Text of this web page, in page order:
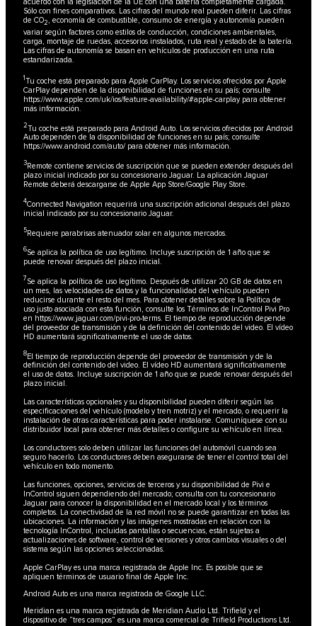
Sólo con fines comparativos. Las cifras del mundo real pueden diferir. Las cifras
de CO2, economía de combustible, consumo de energía y autonomía pueden
variar según factores como estilos de conducción, condiciones ambientales,
carga, montaje de ruedas, accesorios instalados, ruta real y estado de la batería.
Las cifras de autonomía se basan en vehículos de producción en una ruta
estandarizada.
1Tu coche está preparado para Apple CarPlay. Los servicios ofrecidos por Apple
CarPlay dependen de la disponibilidad de funciones en su país; consulte
https://www.apple.com/uk/ios/feature-availability/#apple-carplaypara obtener
más información.
2Tu coche está preparado para Android Auto. Los servicios ofrecidos por Android
Auto dependen de la disponibilidad de funciones en su país; consulte
https://www.android.com/auto/para obtener más información.
3Remote contiene servicios de suscripción que se pueden extender después del
plazo inicial indicado por su concesionario Jaguar. La aplicación Jaguar
Remote deberá descargarse de Apple App Store/Google Play Store.
4Connected Navigation requerirá una suscripción adicional después del plazo
inicial indicado por su concesionario Jaguar.
5Requiere parabrisas atenuador solar en algunos mercados.
6Se aplica la política de uso legítimo. Incluye suscripción de 1 año que se
puede renovar después del plazo inicial.
7Se aplica la política de uso legítimo. Después de utilizar 20 GB de datos en
un mes, las velocidades de datos y la funcionalidad del vehículo pueden
reducirse durante el resto del mes. Para obtener detalles sobre la Política de
uso justo asociada con esta función, consulte los Términos de InControl Pivi Pro
en https://www.jaguar.com/pivi-pro-terms . El tiempo de reproducción depende
del proveedor de transmisión y de la definición del contenido del video. El vídeo
HD aumentará significativamente el uso de datos.
8El tiempo de reproducción depende del proveedor de transmisión y de la
definición del contenido del video. El vídeo HD aumentará significativamente
el uso de datos. Incluye suscripción de 1 año que se puede renovar después del
plazo inicial.
Las características opcionales y su disponibilidad pueden diferir según las
especificaciones del vehículo (modelo y tren motriz) y el mercado, o requerir la
instalación de otras características para poder instalarse. Comuníquese con su
distribuidor local para obtener más detalles o configure su vehículo en línea.
Los conductores solo deben utilizar las funciones del automóvil cuando sea
seguro hacerlo. Los conductores deben asegurarse de tener el control total del
vehículo en todo momento.
Las funciones, opciones, servicios de terceros y su disponibilidad de Pivi e
InControl siguen dependiendo del mercado; consulta con tu concesionario
Jaguar para conocer la disponibilidad en el mercado local y los términos
completos. La conectividad de la red móvil no se puede garantizar en todas las
ubicaciones. La información y las imágenes mostradas en relación con la
tecnología InControl, incluidas pantallas o secuencias, están sujetas a
actualizaciones de software, control de versiones y otros cambios visuales o del
sistema según las opciones seleccionadas.
Apple CarPlay es una marca registrada de Apple Inc. Es posible que se
apliquen términos de usuario final de Apple Inc.
Android Auto es una marca registrada de Google LLC.
Meridian es una marca registrada de Meridian Audio Ltd. Trifield y el
dispositivo de “tres campos” es una marca comercial de Trifield Productions Ltd.